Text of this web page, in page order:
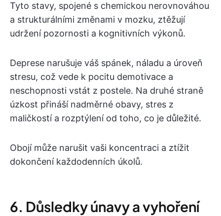
Tyto stavy, spojené s chemickou nerovnováhou
a strukturálními změnami v mozku, ztěžují
udržení pozornosti a kognitivních výkonů.
Deprese narušuje váš spánek, náladu a úroveň
stresu, což vede k pocitu demotivace a
neschopnosti vstát z postele. Na druhé straně
úzkost přináší nadměrné obavy, stres z
maličkostí a rozptýlení od toho, co je důležité.
Obojí může narušit vaši koncentraci a ztížit
dokončení každodenních úkolů.
6. Důsledky únavy a vyhoření